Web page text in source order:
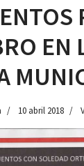
EN
10 abril 2018